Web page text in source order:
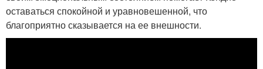
оставаться спокойной и уравновешенной, что
благоприятно сказывается на ее внешности.